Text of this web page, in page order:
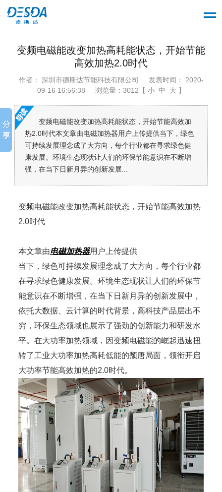
变频电磁能改变加热高耗能状态，开始节能
高效加热2.0时代
作者： 深圳市德斯达节能科技有限公司
发表时间： 2020-
09-16 16:56:38
浏览量：3012【 小 中 大 】
变频电磁能改变加热高耗能状态，开始节能高效加
热2.0时代本文章由电磁加热器用户上传提供当下，绿色
可持续发展理念成了大方向，每个行业都在寻求绿色健
康发展。环境生态现状让人们的环保节能意识在不断增
强，在当下日新月异的创新发展...
变频电磁能改变加热高耗能状态，开始节能高效加热
2.0时代
本文章由电磁加热器用户上传提供
当下，绿色可持续发展理念成了大方向，每个行业都
在寻求绿色健康发展。环境生态现状让人们的环保节
能意识在不断增强，在当下日新月异的创新发展中，
依托大数据、云计算的时代背景，高科技产品层出不
穷，环保生态领域也展示了强劲的创新能力和研发水
平。在大功率加热领域，因变频电磁能的崛起迅速扭
转了工业大功率加热高耗低能的颓唐局面，领衔开启
大功率节能高效加热的2.0时代。